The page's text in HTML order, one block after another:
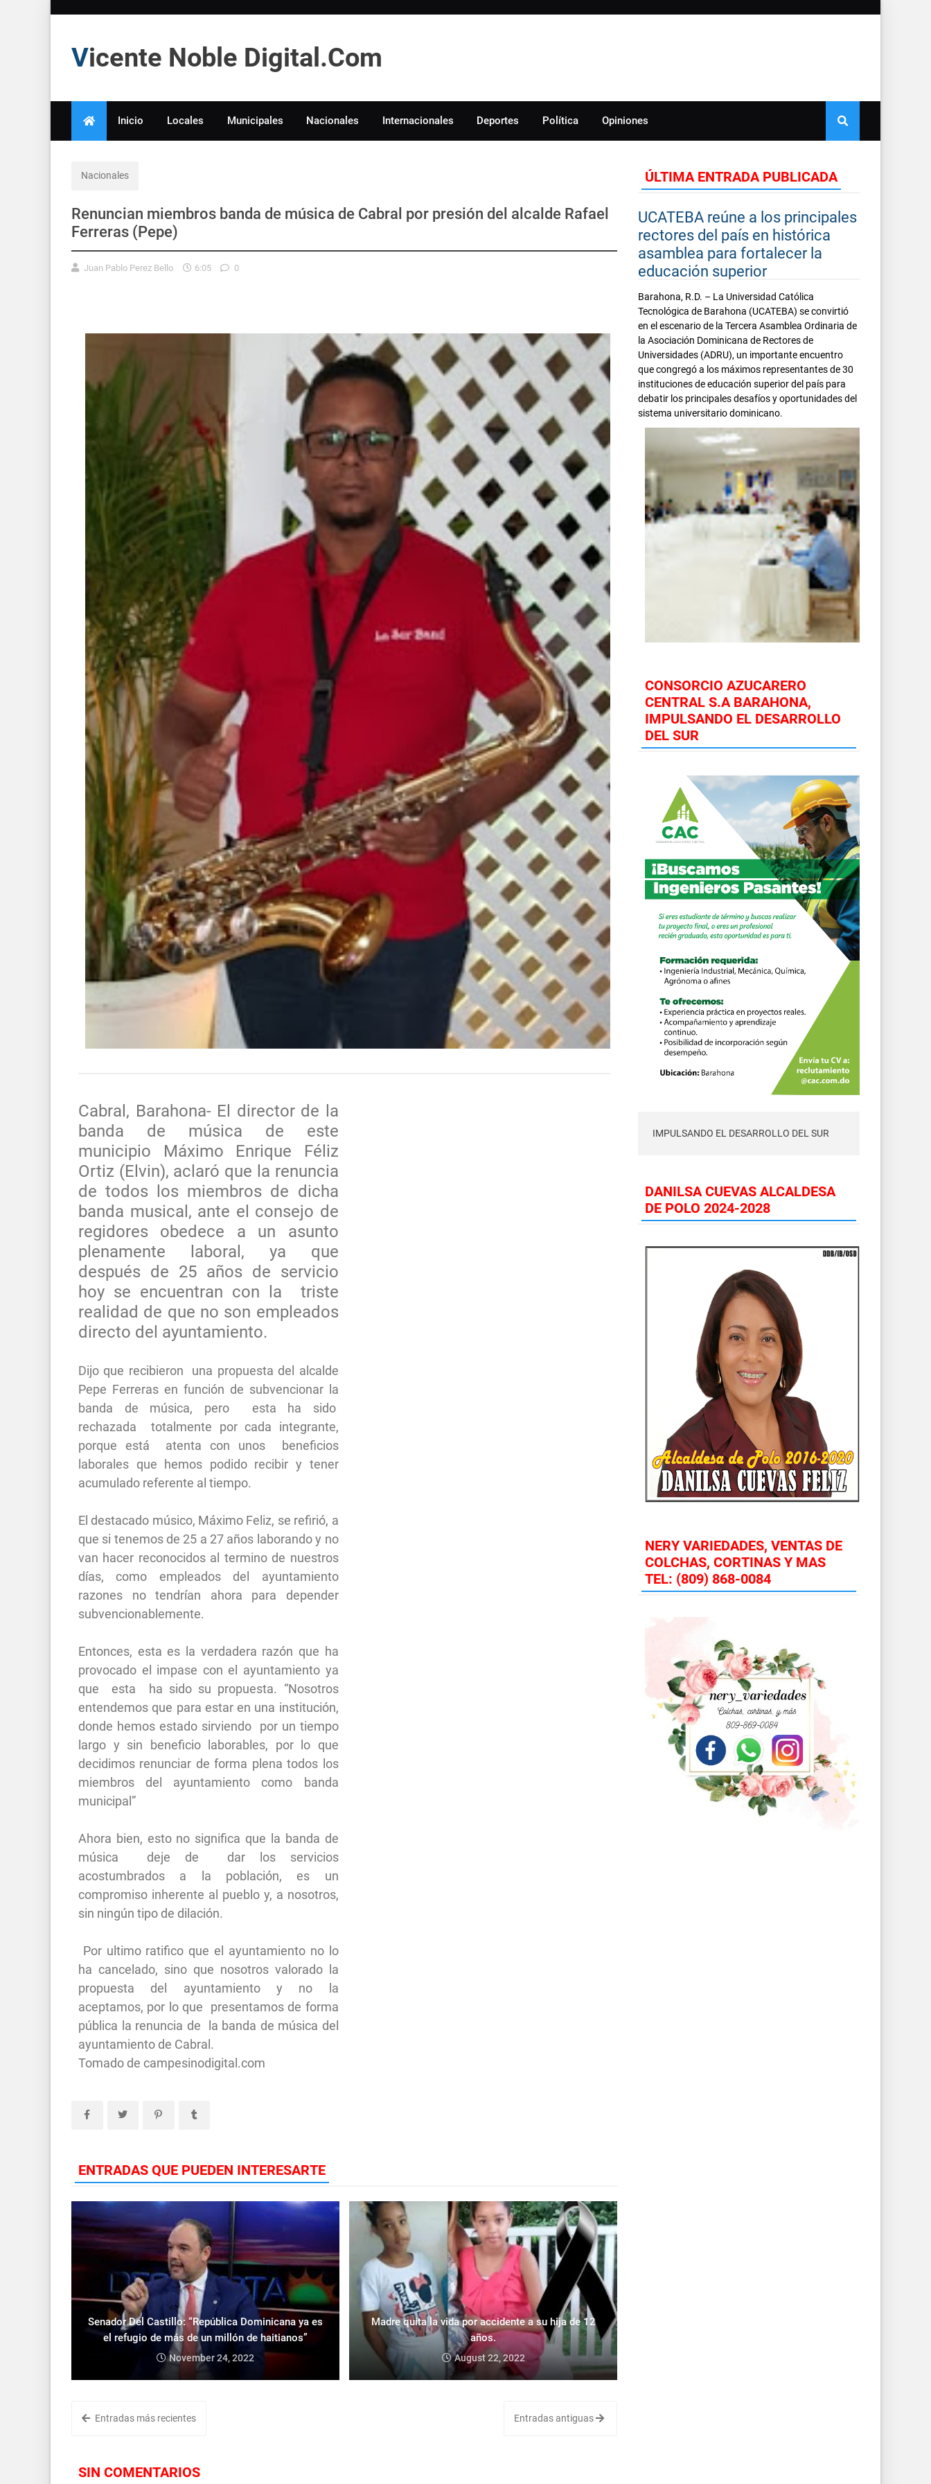
Vicente Noble Digital.Com
Inicio Locales Municipales Nacionales Internacionales Deportes Política Opiniones
Nacionales
Renuncian miembros banda de música de Cabral por presión del alcalde Rafael
Ferreras (Pepe)
Juan Pablo Perez Bello 6:05 0
Cabral, Barahona- El director de la
banda de música de este
municipio Máximo Enrique Féliz
Ortiz (Elvin), aclaró que la renuncia
de todos los miembros de dicha
banda musical, ante el consejo de
regidores obedece a un asunto
plenamente laboral, ya que
después de 25 años de servicio
hoy se encuentran con la triste
realidad de que no son empleados
directo del ayuntamiento.
Dijo que recibieron una propuesta del alcalde
Pepe Ferreras en función de subvencionar la
banda de música, pero esta ha sido
rechazada totalmente por cada integrante,
porque está atenta con unos beneficios
laborales que hemos podido recibir y tener
acumulado referente al tiempo.
El destacado músico, Máximo Feliz, se refirió, a
que si tenemos de 25 a 27 años laborando y no
van hacer reconocidos al termino de nuestros
días, como empleados del ayuntamiento
razones no tendrían ahora para depender
subvencionablemente.
Entonces, esta es la verdadera razón que ha
provocado el impase con el ayuntamiento ya
que esta ha sido su propuesta. “Nosotros
entendemos que para estar en una institución,
donde hemos estado sirviendo por un tiempo
largo y sin beneficio laborables, por lo que
decidimos renunciar de forma plena todos los
miembros del ayuntamiento como banda
municipal”
Ahora bien, esto no significa que la banda de
música deje de dar los servicios
acostumbrados a la población, es un
compromiso inherente al pueblo y, a nosotros,
sin ningún tipo de dilación.
Por ultimo ratifico que el ayuntamiento no lo
ha cancelado, sino que nosotros valorado la
propuesta del ayuntamiento y no la
aceptamos, por lo que presentamos de forma
pública la renuncia de la banda de música del
ayuntamiento de Cabral.
Tomado de campesinodigital.com
ENTRADAS QUE PUEDEN INTERESARTE
Senador Del Castillo: “República Dominicana ya es
el refugio de más de un millón de haitianos”
November 24, 2022
Madre quita la vida por accidente a su hija de 12
años.
August 22, 2022
Entradas más recientes Entradas antiguas
SIN COMENTARIOS
ÚLTIMA ENTRADA PUBLICADA
UCATEBA reúne a los principales
rectores del país en histórica
asamblea para fortalecer la
educación superior
Barahona, R.D. – La Universidad Católica
Tecnológica de Barahona (UCATEBA) se convirtió
en el escenario de la Tercera Asamblea Ordinaria de
la Asociación Dominicana de Rectores de
Universidades (ADRU), un importante encuentro
que congregó a los máximos representantes de 30
instituciones de educación superior del país para
debatir los principales desafíos y oportunidades del
sistema universitario dominicano.
CONSORCIO AZUCARERO
CENTRAL S.A BARAHONA,
IMPULSANDO EL DESARROLLO
DEL SUR
IMPULSANDO EL DESARROLLO DEL SUR
DANILSA CUEVAS ALCALDESA
DE POLO 2024-2028
NERY VARIEDADES, VENTAS DE
COLCHAS, CORTINAS Y MAS
TEL: (809) 868-0084